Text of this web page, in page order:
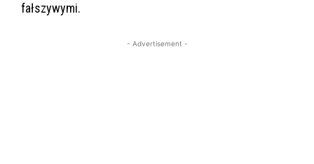
fałszywymi.
- Advertisement -